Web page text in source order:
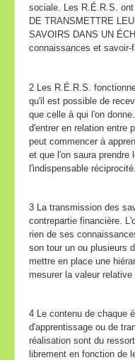
Inter-réseaux
Nos partenaires
sociale. Les R.É.R.S.
DE TRANSMETTRE
SAVOIRS DANS UN
connaissances et savoir-
2 Les R.É.R.S.
qu'il est possible de
que celle à qui l'on
d'entrer en relation entre
peut commencer à
et que l'on saura prendre
l'indispensable réciprocité.
3 La transmission des
contrepartie financière.
rien de ses
son tour un ou plusieurs
mettre en place une
mesurer la valeur
4 Le contenu de chaque
d'apprentissage ou de
réalisation sont du
librement en fonction de